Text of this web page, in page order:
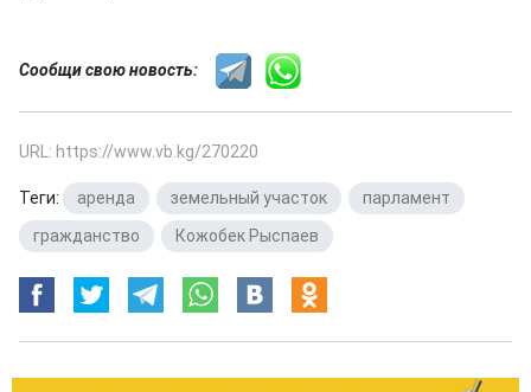
Сообщи свою новость:
URL: https://www.vb.kg/270220
Теги: аренда земельный участок парламент
гражданство
Кожобек Рыспаев